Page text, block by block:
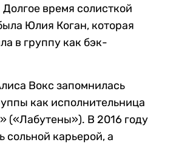
время солисткой
Юлия Коган, которая
в группу как бэк-
Вокс запомнилась
как исполнительница
(«Лабутены»). В 2016 году
сольной карьерой, а